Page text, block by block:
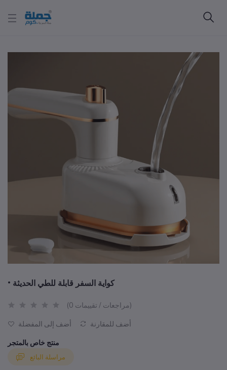
• كواية السفر قابلة للطي الحديثة
(0 مراجعات / تقييمات)
أضف إلى المفضلة أضف للمقارنة
منتج خاص بالمتجر
مراسلة البائع